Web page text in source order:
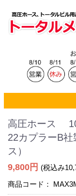
高圧ホース
22カプラーB
ス）
9,800円 (税込み
商品コード：